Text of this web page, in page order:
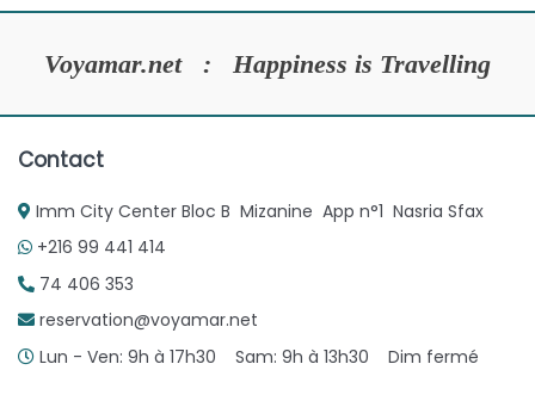
Voyamar.net : Happiness is Travelling
Contact
Imm City Center Bloc B Mizanine App n°1 Nasria Sfax
+216 99 441 414
74 406 353
reservation@voyamar.net
Lun - Ven: 9h à 17h30 Sam: 9h à 13h30 Dim fermé